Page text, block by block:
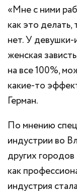
«Мне с ними
как это
нет. У
женская
на все 100%,
какие-то
Герман.
По мнению
индустрии во
других
как
индустрия